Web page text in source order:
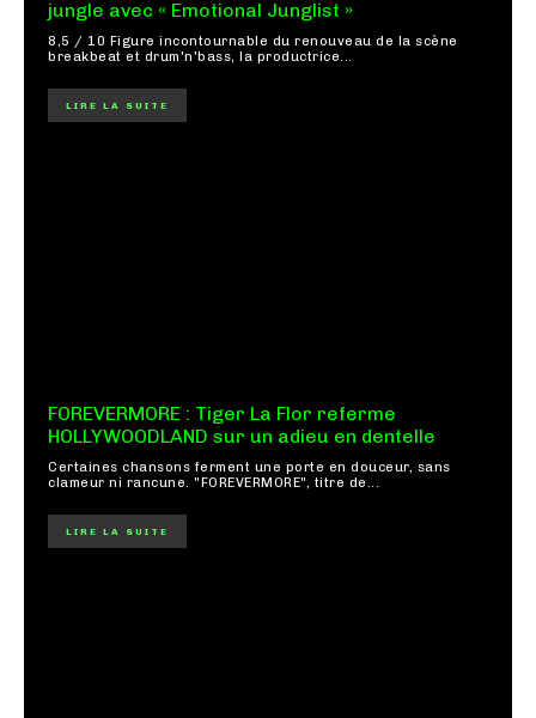
jungle avec « Emotional Junglist »
8,5 / 10 Figure incontournable du renouveau de la scène
breakbeat et drum'n'bass, la productrice...
LIRE LA SUITE
FOREVERMORE : Tiger La Flor referme
HOLLYWOODLAND sur un adieu en dentelle
Certaines chansons ferment une porte en douceur, sans
clameur ni rancune. "FOREVERMORE", titre de...
LIRE LA SUITE